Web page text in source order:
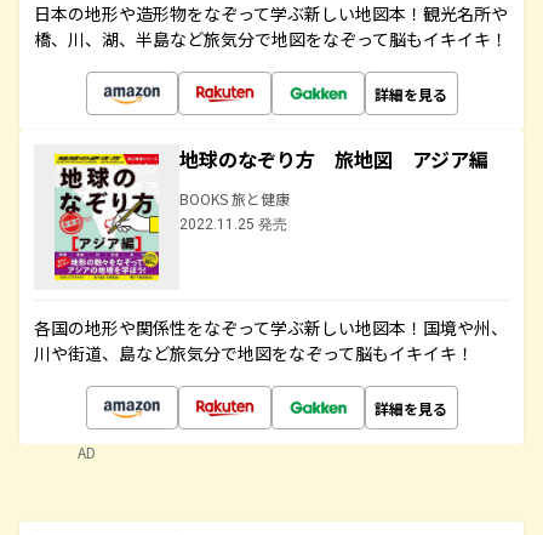
日本の地形や造形物をなぞって学ぶ新しい地図本！観光名所や
橋、川、湖、半島など旅気分で地図をなぞって脳もイキイキ！
詳細を見る
地球のなぞり方 旅地図 アジア編
BOOKS 旅と健康
2022.11.25 発売
各国の地形や関係性をなぞって学ぶ新しい地図本！国境や州、
川や街道、島など旅気分で地図をなぞって脳もイキイキ！
詳細を見る
AD